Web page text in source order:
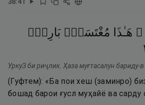
هَـٰذَا مُغْتَسَلٌۢ بَارِدٌۭ
УркуЗ би риҷлик. Ҳаза муғтасалун бариду-
(Гуфтем): «Ба пои хеш (заминро)
бошад барои ғусл муҳайё ва